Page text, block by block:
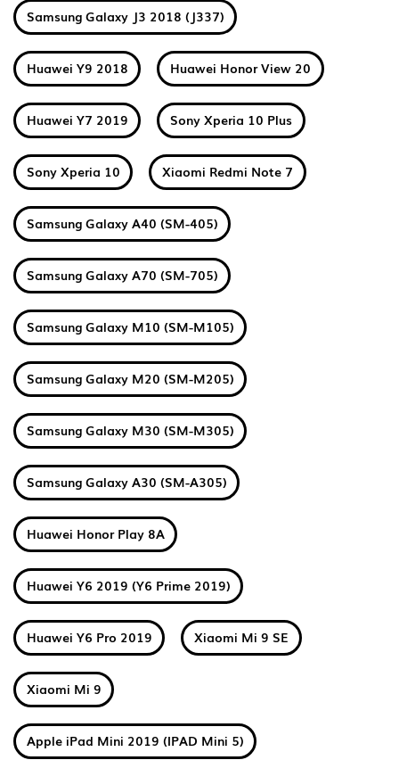
Samsung Galaxy J3 2018 (J337)
Huawei Y9 2018 Huawei Honor View 20
Huawei Y7 2019 Sony Xperia 10 Plus
Sony Xperia 10 Xiaomi Redmi Note 7
Samsung Galaxy A40 (SM-405)
Samsung Galaxy A70 (SM-705)
Samsung Galaxy M10 (SM-M105)
Samsung Galaxy M20 (SM-M205)
Samsung Galaxy M30 (SM-M305)
Samsung Galaxy A30 (SM-A305)
Huawei Honor Play 8A
Huawei Y6 2019 (Y6 Prime 2019)
Huawei Y6 Pro 2019 Xiaomi Mi 9 SE
Xiaomi Mi 9
Apple iPad Mini 2019 (IPAD Mini 5)